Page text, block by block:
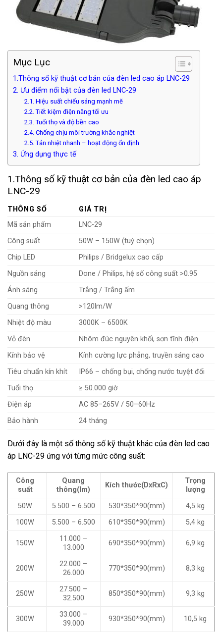
Mục Lục
1.Thông số kỹ thuật cơ bản của đèn led cao áp LNC-29
2. Ưu điểm nổi bật của đèn led LNC-29
2.1. Hiệu suất chiếu sáng mạnh mẽ
2.2. Tiết kiệm điện năng tối ưu
2.3. Tuổi thọ và độ bền cao
2.4. Chống chịu môi trường khắc nghiệt
2.5. Tản nhiệt nhanh – hoạt động ổn định
3. Ứng dụng thực tế
1.Thông số kỹ thuật cơ bản của đèn led cao áp
LNC-29
THÔNG SỐ
GIÁ TRỊ
Mã sản phẩm
LNC-29
Công suất
50W – 150W (tuỳ chọn)
Chip LED
Philips / Bridgelux cao cấp
Nguồn sáng
Done / Philips, hệ số công suất >0.95
Ánh sáng
Trắng / Trắng ấm
Quang thông
>120lm/W
Nhiệt độ màu
3000K – 6500K
Vỏ đèn
Nhôm đúc nguyên khối, sơn tĩnh điện
Kính bảo vệ
Kính cường lực phẳng, truyền sáng cao
Tiêu chuẩn kín khít
IP66 – chống bụi, chống nước tuyệt đối
Tuổi thọ
≥ 50.000 giờ
Điện áp
AC 85–265V / 50–60Hz
Bảo hành
24 tháng
Dưới đây là một số thông số kỹ thuật khác của đèn led cao
áp LNC-29 ứng với từng mức công suất:
Công
suất
Quang
thông(lm)
Kích thước(DxRxC)
Trọng
lượng
50W
5.500 – 6.500 530*350*90(mm)
4,5 kg
100W
5.500 – 6.500 610*350*90(mm) 5,4 kg
150W
11.000 –
13.000
690*350*90(mm) 6,9 kg
200W
22.000 –
26.000
770*350*90(mm) 8,3 kg
250W
27.500 –
32.500
850*350*90(mm) 9,3 kg
300W
33.000 –
39.000
930*350*90(mm) 10,5 kg